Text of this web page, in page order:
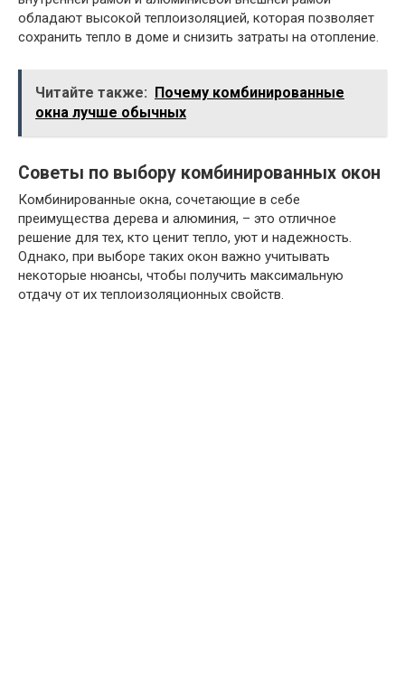
обладают высокой теплоизоляцией, которая позволяет
сохранить тепло в доме и снизить затраты на отопление.
Читайте также:
Почему комбинированные
окна лучше обычных
Советы по выбору комбинированных окон
Комбинированные окна, сочетающие в себе
преимущества дерева и алюминия, – это отличное
решение для тех, кто ценит тепло, уют и надежность.
Однако, при выборе таких окон важно учитывать
некоторые нюансы, чтобы получить максимальную
отдачу от их теплоизоляционных свойств.